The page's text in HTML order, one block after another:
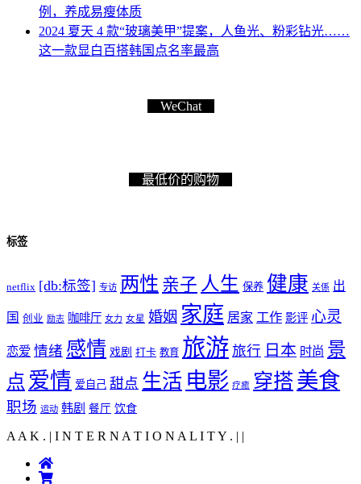
例，养成易瘦体质
2024 夏天 4 款“玻璃美甲”提案，人鱼光、粉彩钻光……
这一款显白百搭韩国点名率最高
WeChat
最低价的购物
标签
netflix [db:标签] 专访 两性 亲子 人生 保养 健康 关係 出
国 创业 励志 咖啡厅 女力 女星 婚姻 家庭 居家 工作 影评 心灵
恋爱 情绪 感情 戏剧 打卡 教育 旅游 旅行 日本 时尚 景
点 爱情 爱自己 甜点 生活 电影 疗癒 穿搭美食
职场 运动 韩剧 餐厅 饮食
A A K . | I N T E R N A T I O N A L I T Y . | |